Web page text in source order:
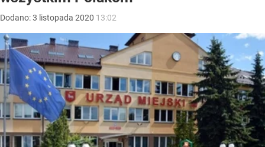
Dodano:3 listopada 2020 13:02